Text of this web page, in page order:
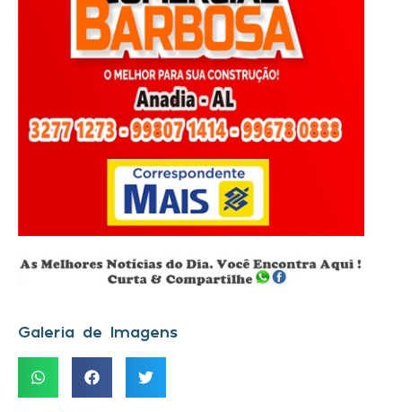
Galeria de Imagens